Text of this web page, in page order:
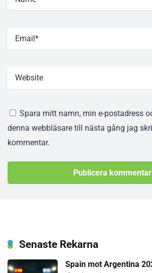
Spara mitt namn, min e-postadress
denna webbläsare till nästa gång jag
kommentar.
Senaste Rekarna
Spain mot Argentina